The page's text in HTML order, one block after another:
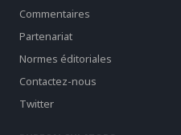
Commentaires
Partenariat
Normes éditoriales
Contactez-nous
Twitter